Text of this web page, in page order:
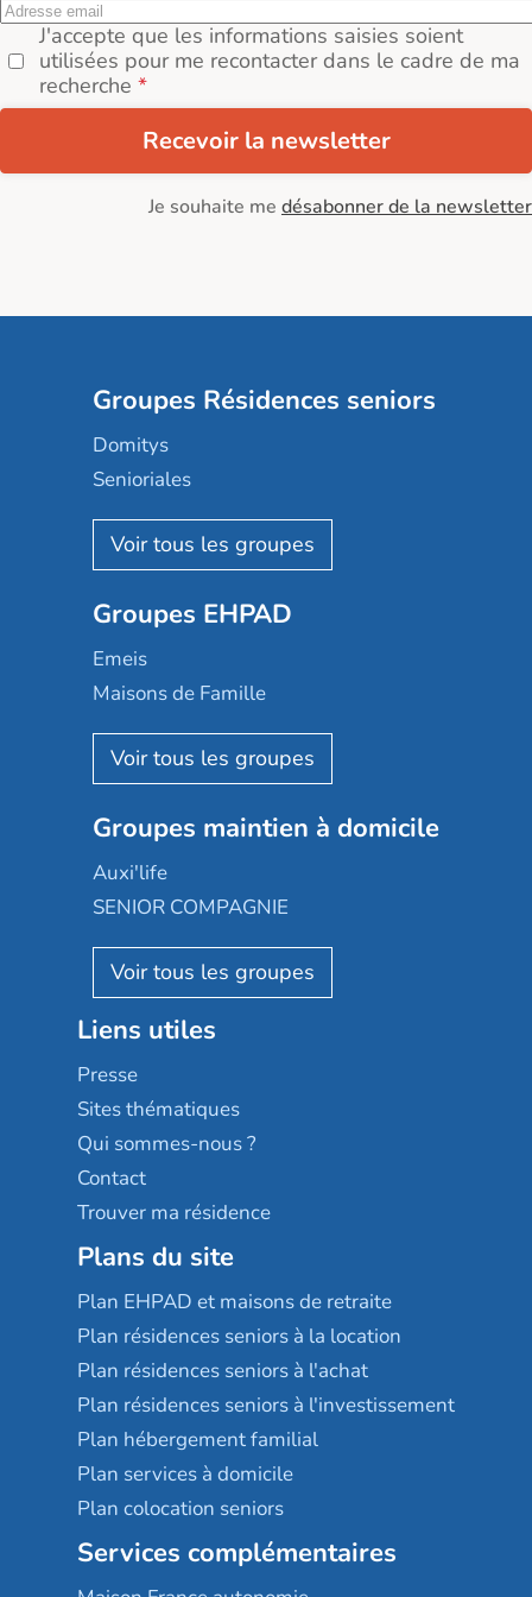
J'accepte que les informations saisies soient
utilisées pour me recontacter dans le cadre de ma
recherche
Recevoir la newsletter
Je souhaite me désabonner de la newsletter
Groupes Résidences seniors
Domitys
Senioriales
Nohée
Les Résidentiels
Mobicap
Domusvi
Happy Senior
Aquarelia
Nexity edenea
Les jardins d'Arcadie
Occitalia
Appartseniors
Reseda
Stella management
Les villages d'or
Sérénys
Résidences services Villa Médicis
Groupes EHPAD
Emeis
Maisons de Famille
Korian
Emera
Groupe SOS
Le Noble Âge
Almage
Résidalya
Groupe aplus
Groupes maintien à domicile
Auxi'life
SENIOR COMPAGNIE
AGE D'OR Services
Liens utiles
Presse
Sites thématiques
Qui sommes-nous ?
Contact
Trouver ma résidence
Plans du site
Plan EHPAD et maisons de retraite
Plan résidences seniors à la location
Plan résidences seniors à l'achat
Plan résidences seniors à l'investissement
Plan hébergement familial
Plan services à domicile
Plan colocation seniors
Services complémentaires